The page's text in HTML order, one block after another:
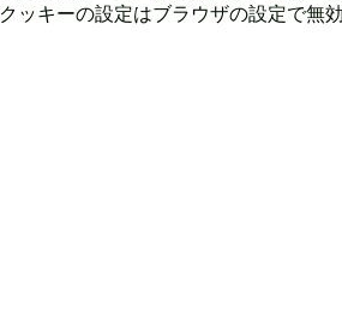
クッキーの設定はブラウザの設定で無